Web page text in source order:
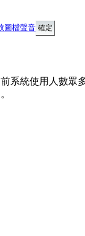
圖檔聲音
系統使用人數眾